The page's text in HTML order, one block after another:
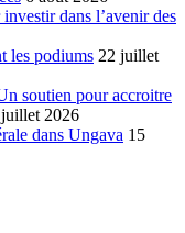
dans l’avenir des
les podiums 22 juillet
soutien pour accroitre
2026
dans Ungava 15